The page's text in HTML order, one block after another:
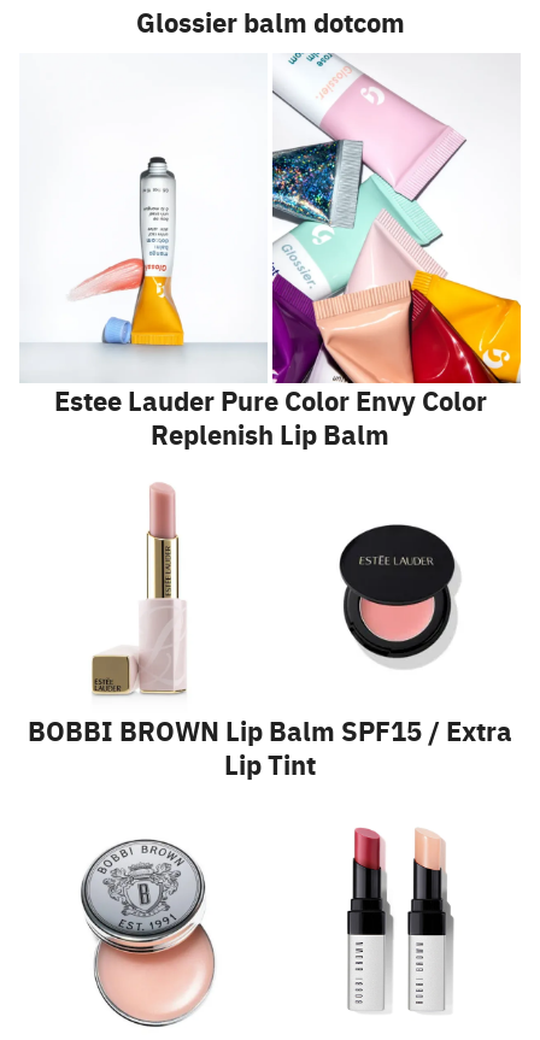
Glossier balm dotcom
Estee Lauder Pure Color Envy Color
Replenish Lip Balm
BOBBI BROWN Lip Balm SPF15 / Extra
Lip Tint